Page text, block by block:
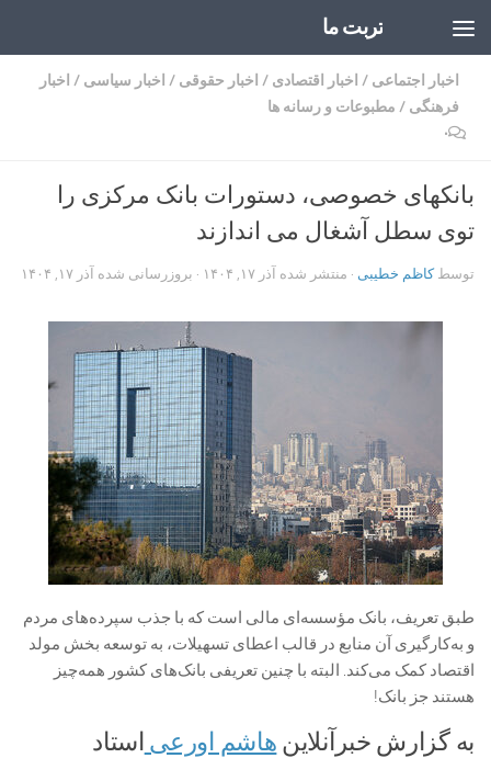
تربت ما
اخبار اجتماعی / اخبار اقتصادی / اخبار حقوقی / اخبار سیاسی / اخبار
فرهنگی / مطبوعات و رسانه ها
۰
بانکهای خصوصی، دستورات بانک مرکزی را
توی سطل آشغال می اندازند
توسطکاظم خطیبی · منتشر شده آذر ۱۷, ۱۴۰۴ · بروزرسانی شده آذر ۱۷, ۱۴۰۴
طبق تعریف، بانک مؤسسه‌ای مالی است که با جذب سپرده‌های مردم
و به‌کارگیری آن منابع در قالب اعطای تسهیلات، به توسعه بخش مولد
اقتصاد کمک می‌کند. البته با چنین تعریفی بانک‌های کشور همه‌چیز
هستند جز بانک!
به گزارش خبرآنلاین هاشم اورعی استاد